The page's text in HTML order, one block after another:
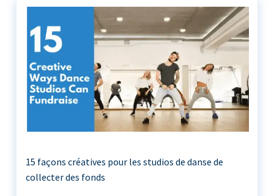
15 façons créatives pour les studios de danse de
collecter des fonds